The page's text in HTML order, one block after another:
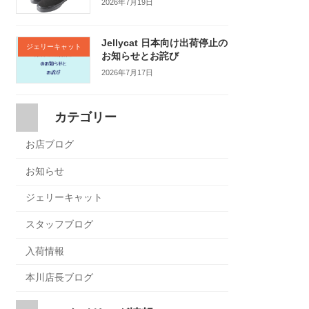
2026年7月19日
ジェリーキャット
Jellycat 日本向け出荷停止の
お知らせとお詫び
2026年7月17日
カテゴリー
お店ブログ
お知らせ
ジェリーキャット
スタッフブログ
入荷情報
本川店長ブログ